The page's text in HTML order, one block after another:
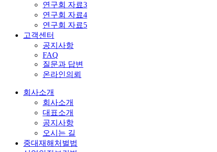
연구회 자료3
연구회 자료4
연구회 자료5
고객센터
공지사항
FAQ
질문과 답변
온라인의뢰
회사소개
회사소개
대표소개
공지사항
오시는 길
중대재해처벌법